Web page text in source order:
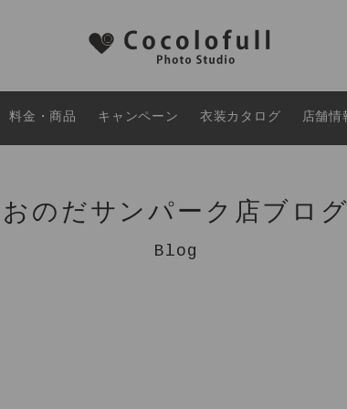
料金・商品 キャンペーン 衣装カタログ 店舗情
おのだサンパーク店ブログ
Blog